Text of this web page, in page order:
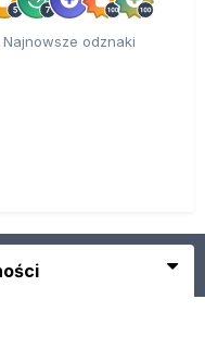
Najnowsze odznaki